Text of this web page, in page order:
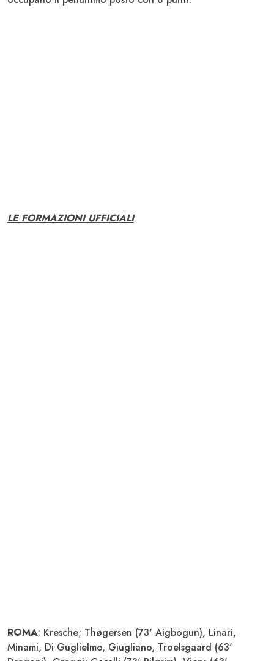
LE FORMAZIONI UFFICIALI
ROMA: Kresche; Thøgersen (73' Aigbogun), Linari,
Minami, Di Guglielmo, Giugliano, Troelsgaard (63'